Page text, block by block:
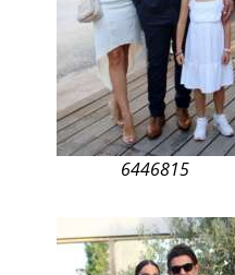
6446815